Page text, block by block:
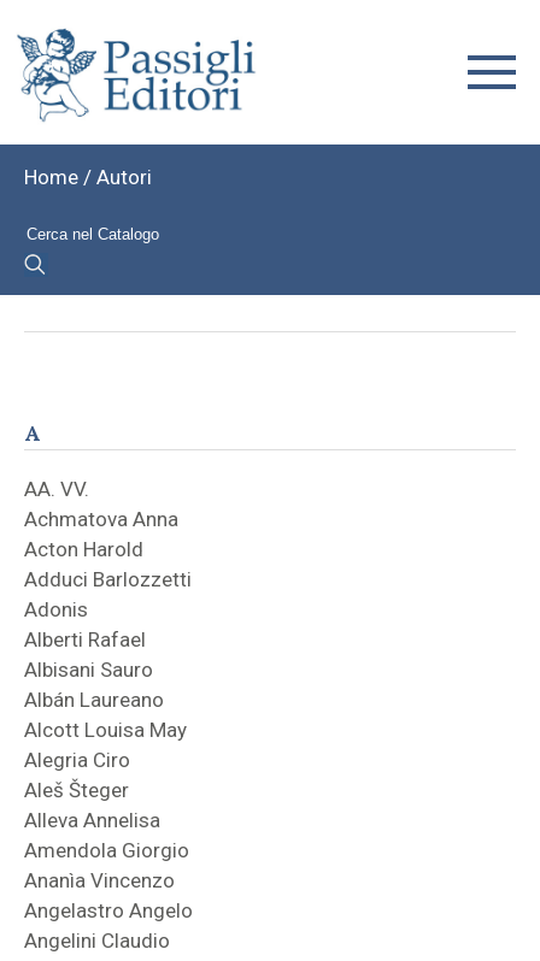
Home / Autori
A
AA. VV.
Achmatova Anna
Acton Harold
Adduci Barlozzetti
Adonis
Alberti Rafael
Albisani Sauro
Albán Laureano
Alcott Louisa May
Alegria Ciro
Aleš Šteger
Alleva Annelisa
Amendola Giorgio
Ananìa Vincenzo
Angelastro Angelo
Angelini Claudio